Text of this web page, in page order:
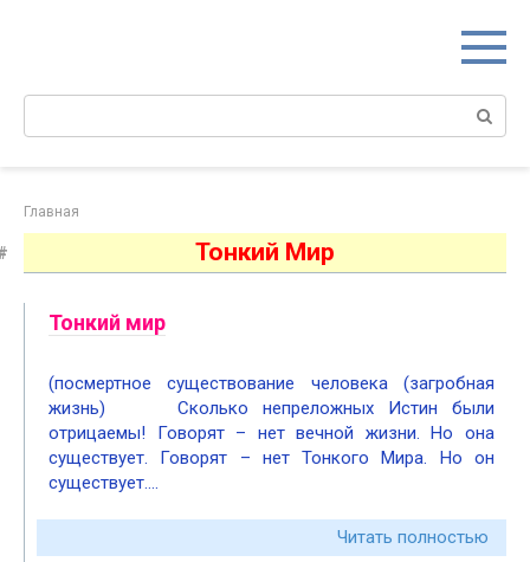
Поиск:
Главная
Тонкий Мир
Тонкий мир
(посмертное существование человека (загробная
жизнь) Сколько непреложных Истин были
отрицаемы! Говорят – нет вечной жизни. Но она
существует. Говорят – нет Тонкого Мира. Но он
существует….
Читать полностью